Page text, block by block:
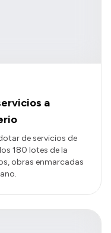
a
de servicios de
180 lotes de la
obras enmarcadas